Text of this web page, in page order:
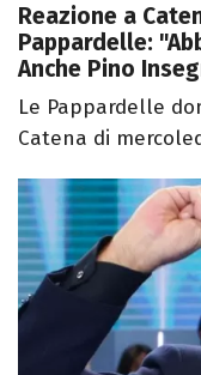
Reazione a
Pappardelle:
Anche Pino
Le Pappardelle
Catena di